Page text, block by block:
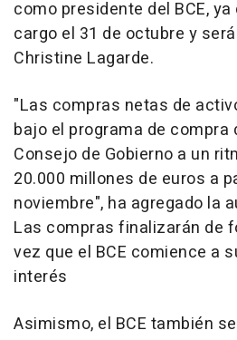
como presidente del BCE,
cargo el 31 de octubre y
Christine Lagarde.
"Las compras netas de
bajo el programa de compra
Consejo de Gobierno a un
20.000 millones de euros a
noviembre", ha agregado la
Las compras finalizarán de
vez que el BCE comience a
interés
Asimismo, el BCE también